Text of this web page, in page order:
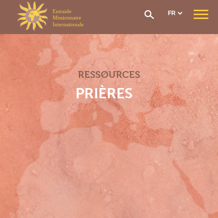
Panneau de gestion des cookies
Notre mission
Notre organisation
Notre histoire
CONTRIBUTIONS & AIDES
Options et contributions
Prise en charge frais de santé
Le fonds social
Rapatriement
SECTIONS EMI
Section Générale
RESSOURCES
PRIÈRES